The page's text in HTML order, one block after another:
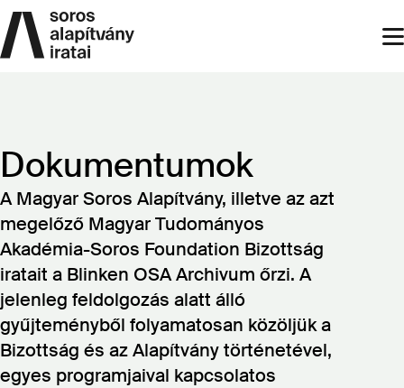
Skip
to
main
Dokumentumok
A Magyar Soros Alapítvány, illetve az azt
megelőző Magyar Tudományos
Akadémia-Soros Foundation Bizottság
iratait a Blinken OSA Archivum őrzi. A
jelenleg feldolgozás alatt álló
gyűjteményből folyamatosan közöljük a
Bizottság és az Alapítvány történetével,
egyes programjaival kapcsolatos